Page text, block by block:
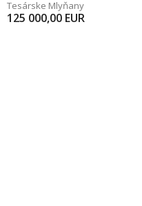
Tesárske Mlyňany
125 000,00 EUR